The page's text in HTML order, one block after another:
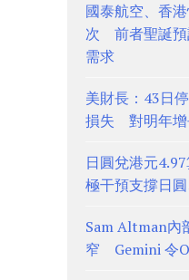
國泰航空、香
次 前者聖誕預
需求
美財長：43日
損失 對明年增
日圓兌港元
極干預支撐日
Sam Altman內
窄 Gemini 令